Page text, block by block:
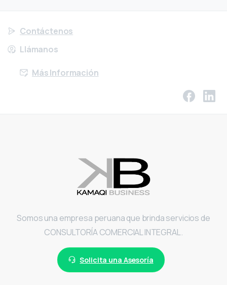
Contáctenos
Llámanos
Más Información
Somos una empresa peruana que brinda servicios de
CONSULTORÍA COMERCIAL INTEGRAL.
Solicita una Asesoría